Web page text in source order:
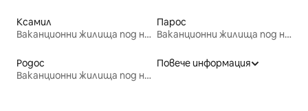
Ксамил
Ваканционни жилища под наем
Парос
Ваканционни жилища под наем
Родос
Ваканционни жилища под наем
Повече информация